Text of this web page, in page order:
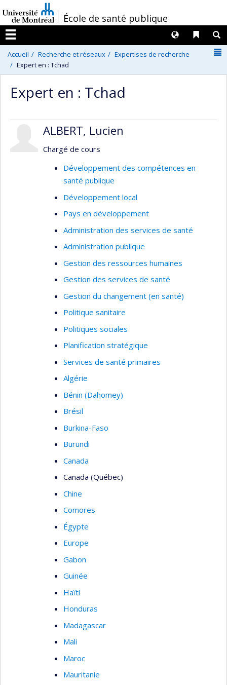
au
contenu
/École de santé publique
Menu
Liens
Langues
Accueil Recherche et réseaux
Expertises de recherche
Expert en : Tchad
Expert en : Tchad
ALBERT, Lucien
Chargé de cours
Développement des compétences en
santé publique
Développement local
Pays en développement
Administration des services de santé
Administration publique
Gestion des ressources humaines
Gestion des services de santé
Gestion du changement (en santé)
Politique sanitaire
Politiques sociales
Planification stratégique
Services de santé primaires
Algérie
Bénin (Dahomey)
Brésil
Burkina-Faso
Burundi
Canada
Canada (Québec)
Chine
Comores
Égypte
Europe
Gabon
Guinée
Haïti
Honduras
Madagascar
Mali
Maroc
Mauritanie